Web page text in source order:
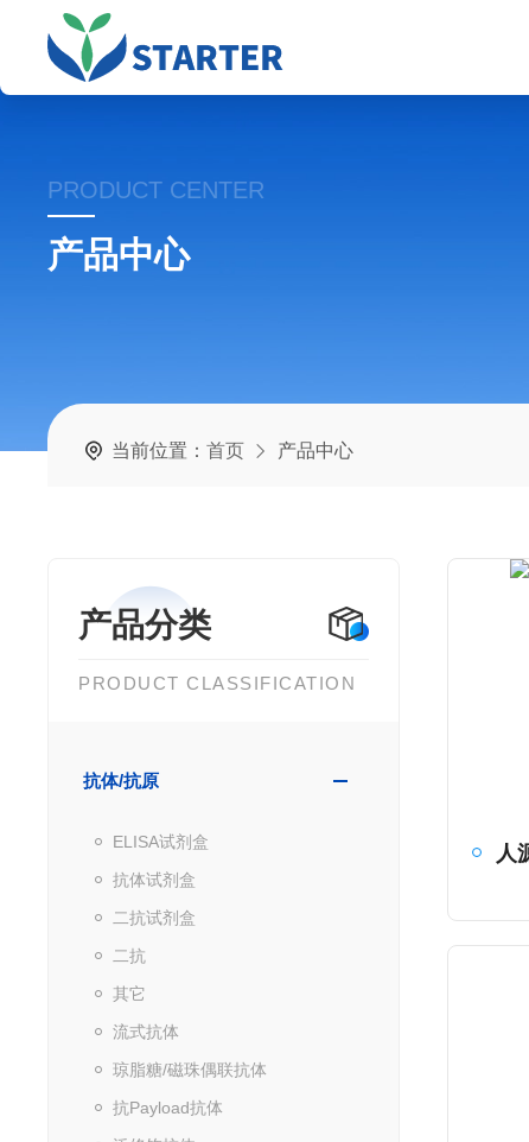
PRODUCT CENTER
产品中心
当前位置：首页 产品中心
产品分类
PRODUCT CLASSIFICATION
抗体/抗原
ELISA试剂盒
抗体试剂盒
二抗试剂盒
二抗
其它
流式抗体
琼脂糖/磁珠偶联抗体
抗Payload抗体